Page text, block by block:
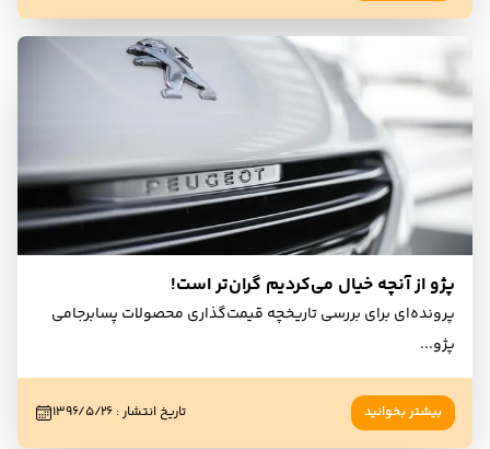
پژو از آنچه خیال می‌کردیم گران‌تر است!
پرونده‌ای برای بررسی تاریخچه قیمت‌گذاری محصولات پسابرجامی
پژو...
بیشتر بخوانید تاریخ انتشار: ۱۳۹۶/۵/۲۶